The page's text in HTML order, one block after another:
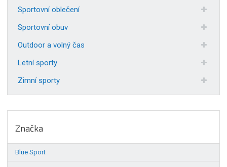
Sportovní oblečení
Sportovní obuv
Outdoor a volný čas
Letní sporty
Zimní sporty
Značka
Blue Sport